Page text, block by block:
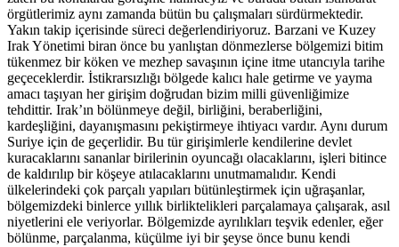
örgütlerimiz aynı zamanda bütün bu çalışmaları sürdürmektedir.
Yakın takip içerisinde süreci değerlendiriyoruz. Barzani ve Kuzey
Irak Yönetimi biran önce bu yanlıştan dönmezlerse bölgemizi bitim
tükenmez bir köken ve mezhep savaşının içine itme utancıyla tarihe
geçeceklerdir. İstikrarsızlığı bölgede kalıcı hale getirme ve yayma
amacı taşıyan her girişim doğrudan bizim milli güvenliğimize
tehdittir. Irak’ın bölünmeye değil, birliğini, beraberliğini,
kardeşliğini, dayanışmasını pekiştirmeye ihtiyacı vardır. Aynı durum
Suriye için de geçerlidir. Bu tür girişimlerle kendilerine devlet
kuracaklarını sananlar birilerinin oyuncağı olacaklarını, işleri bitince
de kaldırılıp bir köşeye atılacaklarını unutmamalıdır. Kendi
ülkelerindeki çok parçalı yapıları bütünleştirmek için uğraşanlar,
bölgemizdeki binlerce yıllık birliktelikleri parçalamaya çalışarak, asıl
niyetlerini ele veriyorlar. Bölgemizde ayrılıkları teşvik edenler, eğer
bölünme, parçalanma, küçülme iyi bir şeyse önce bunu kendi